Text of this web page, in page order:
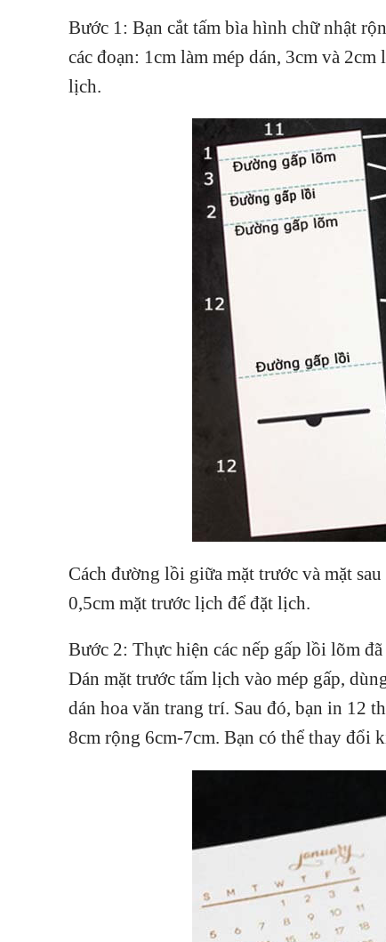
Bước 1: Bạn cắt tấm bìa hình chữ nhật
các đoạn: 1cm làm mép dán, 3cm và
lịch.
Cách đường lồi giữa mặt trước và mặt
0,5cm mặt trước lịch để đặt lịch.
Bước 2: Thực hiện các nếp gấp lồi lõm
Dán mặt trước tấm lịch vào mép gấp,
dán hoa văn trang trí. Sau đó, bạn in 12
8cm rộng 6cm-7cm. Bạn có thể thay đổi